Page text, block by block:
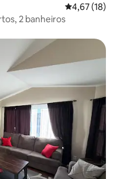
4,67 de uma
4,67 (18)
2 banheiros